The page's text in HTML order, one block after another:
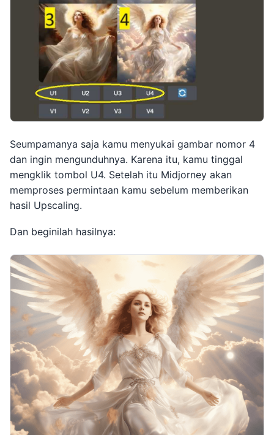
Seumpamanya saja kamu menyukai gambar nomor 4
dan ingin mengunduhnya. Karena itu, kamu tinggal
mengklik tombol U4. Setelah itu Midjorney akan
memproses permintaan kamu sebelum memberikan
hasil Upscaling.
Dan beginilah hasilnya: